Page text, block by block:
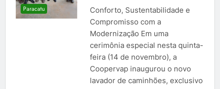
Paracatu
Conforto, Sustentabilidade e
Compromisso com a
Modernização Em uma
cerimônia especial nesta quinta-
feira (14 de novembro), a
Coopervap inaugurou o novo
lavador de caminhões, exclusivo